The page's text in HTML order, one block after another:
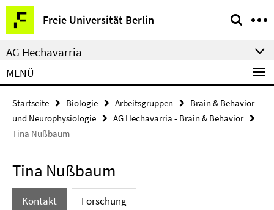
Springe
direkt
zu
Inhalt
Freie Universität Berlin
Service-
Navigation
AG Hechavarria
MENÜ
Startseite Biologie Arbeitsgruppen
Brain & Behavior
und Neurophysiologie
AG Hechavarria - Brain & Behavior
Tina Nußbaum
Tina Nußbaum
Kontakt Forschung